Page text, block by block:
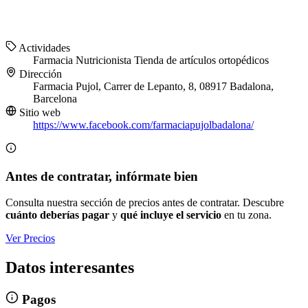
Actividades
Farmacia Nutricionista Tienda de artículos ortopédicos
Dirección
Farmacia Pujol, Carrer de Lepanto, 8, 08917 Badalona,
Barcelona
Sitio web
https://www.facebook.com/farmaciapujolbadalona/
Antes de contratar, infórmate bien
Consulta nuestra sección de precios antes de contratar. Descubre
cuánto deberías pagar y qué incluye el servicio en tu zona.
Ver Precios
Datos interesantes
Pagos